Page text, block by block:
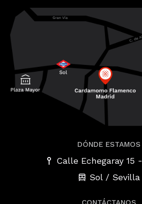
DÓNDE ESTAMOS
Calle Echegaray 15 -
Sol / Sevilla